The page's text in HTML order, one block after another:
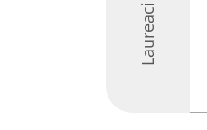
Laureaci